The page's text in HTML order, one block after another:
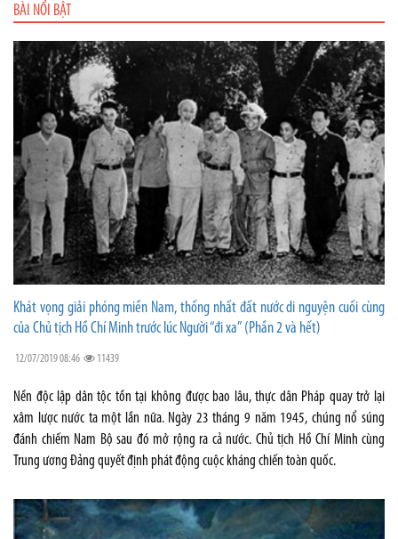
BÀI NỔI BẬT
Khát vọng giải phóng miền Nam, thống nhất đất nước di nguyện cuối cùng
của Chủ tịch Hồ Chí Minh trước lúc Người “đi xa” (Phần 2 và hết)
12/07/2019 08:46 11439
Nền độc lập dân tộc tồn tại không được bao lâu, thực dân Pháp quay trở lại
xâm lược nước ta một lần nữa. Ngày 23 tháng 9 năm 1945, chúng nổ súng
đánh chiếm Nam Bộ sau đó mở rộng ra cả nước. Chủ tịch Hồ Chí Minh cùng
Trung ương Đảng quyết định phát động cuộc kháng chiến toàn quốc.